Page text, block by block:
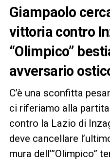
Giampaolo
vittoria contro
“Olimpico”
avversario
C’è una sconfitta
ci riferiamo alla
contro la Lazio di
deve cancellare
mura dell’”Olimpico”